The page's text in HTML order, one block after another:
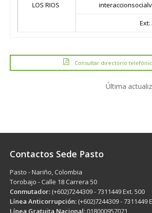
LOS RIOS
Ext:
Consultar directorio
Última
Contactos Sede Pasto
Pasto - Nariño, Colombia
Torobajo - Calle 18 Carrera 50
Conmutador: (+602)7244309 - 7311449 Ext. 500
Línea Anticorrupción: (+602)7244309 - 7311449
Línea Gratuita Nacional: 018000957071